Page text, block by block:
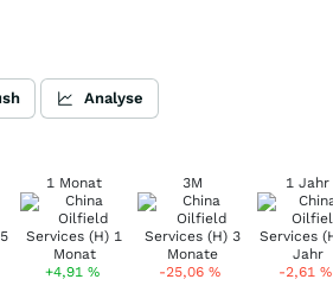
Analyse
1 Monat
+4,91 %
3M
-25,06%
1 Jahr
-2,61%